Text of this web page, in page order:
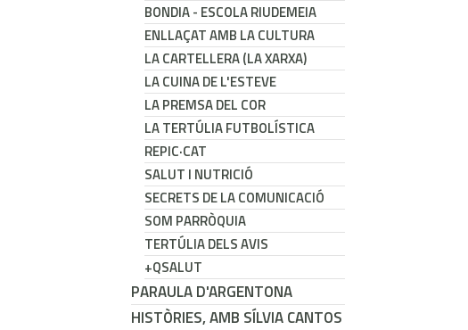
BONDIA - ESCOLA RIUDEMEIA
ENLLAÇAT AMB LA CULTURA
LA CARTELLERA (LA XARXA)
LA CUINA DE L'ESTEVE
LA PREMSA DEL COR
LA TERTÚLIA FUTBOLÍSTICA
REPIC·CAT
SALUT I NUTRICIÓ
SECRETS DE LA COMUNICACIÓ
SOM PARRÒQUIA
TERTÚLIA DELS AVIS
+QSALUT
PARAULA D'ARGENTONA
HISTÒRIES, AMB SÍLVIA CANTOS